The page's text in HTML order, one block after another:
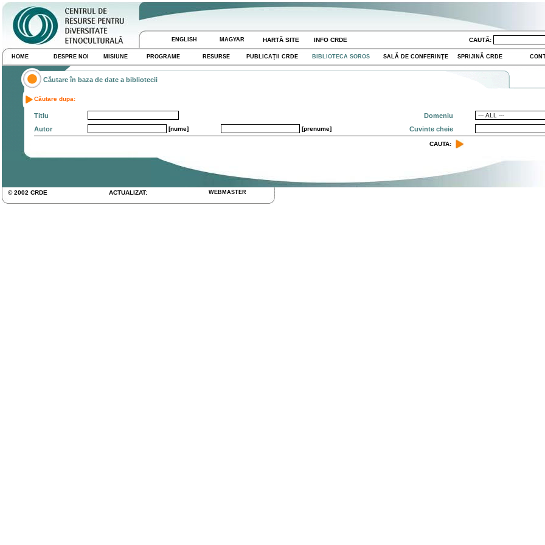
ENGLISH MAGYAR HARTĂ SITE INFO CRDE CAUTĂ:
HOME DESPRE NOI MISIUNE PROGRAME RESURSE PUBLICAŢII CRDE BIBLIOTECA SOROS SALĂ DE CONFERINŢE SPRIJINĂ CRDE
Căutare în baza de date a bibliotecii
Căutare dupa:
Titlu
Domeniu
Autor
[nume] [prenume] Cuvinte cheie
CAUTA:
© 2002 CRDE ACTUALIZAT: WEBMASTER